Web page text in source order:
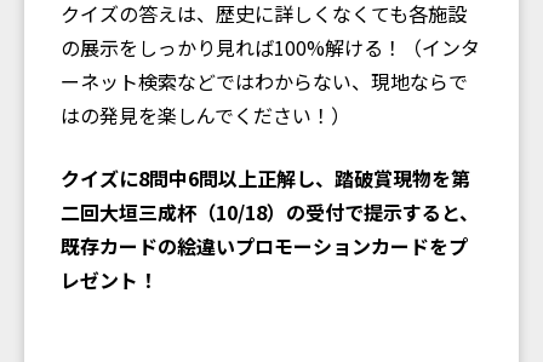
クイズの答えは、歴史に詳しくなくても各施設
の展示をしっかり見れば100%解ける！（インタ
ーネット検索などではわからない、現地ならで
はの発見を楽しんでください！）
クイズに8問中6問以上正解し、踏破賞現物を第
二回大垣三成杯（10/18）の受付で提示すると、
既存カードの絵違いプロモーションカードをプ
レゼント！